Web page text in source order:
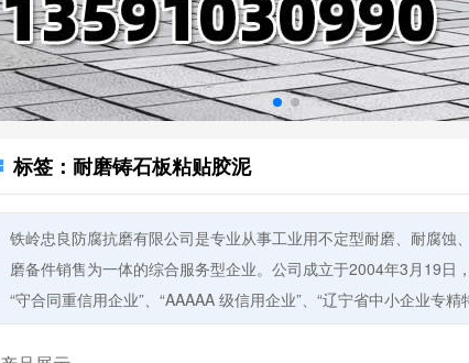
标签：耐磨铸石板粘贴胶泥
铁岭忠良防腐抗磨有限公司是专业从事工业用不定型耐磨、耐腐
磨备件销售为一体的综合服务型企业。公司成立于2004年3月19日
“守合同重信用企业”、“AAAAA 级信用企业”、“辽宁省中小企业专